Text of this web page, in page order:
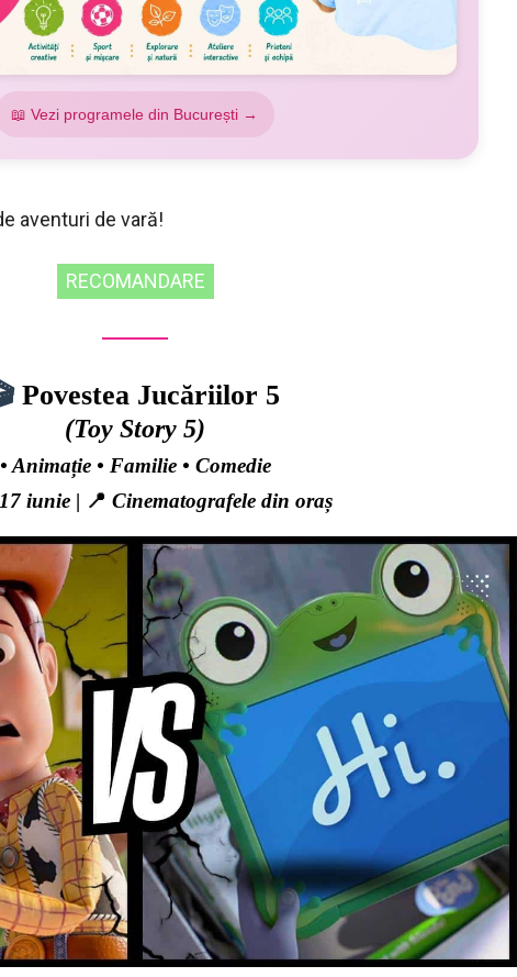
📖 Vezi programele din București →
aventuri de vară!
RECOMANDARE
Povestea Jucăriilor 5
(Toy Story 5)
• Animație • Familie • Comedie
iunie| 📍 Cinematografele din oraș